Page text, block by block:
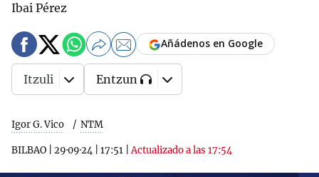
Ibai Pérez
Igor G. Vico NTM
BILBAO 29·09·24 17:51 |Actualizado a las 17:54
Añádenos en Google
Itzuli Entzun